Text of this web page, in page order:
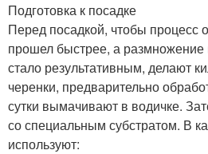
Подготовка к посадке
Перед посадкой, чтобы процесс
прошел быстрее, а размножение
стало результативным, делают
черенки, предварительно
сутки вымачивают в водичке.
со специальным субстратом. В
используют: